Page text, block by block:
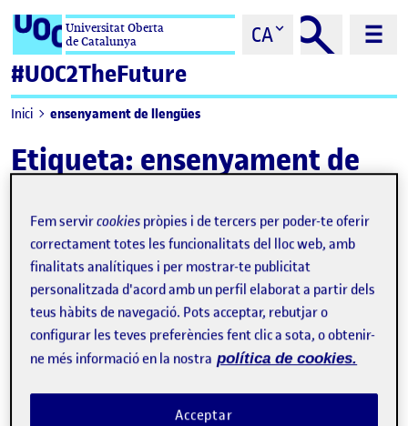
Saltar al contingutUniversitat Oberta
de Catalunya
CA
#UOC2TheFuture
Inici ensenyament de llengües
Etiqueta: ensenyament de
Fem servircookies pròpies i de tercers per poder-te oferir
correctament totes les funcionalitats del lloc web, amb
finalitats analítiques i per mostrar-te publicitat
personalitzada d'acord amb un perfil elaborat a partir dels
teus hàbits de navegació. Pots acceptar, rebutjar o
configurar les teves preferències fent clic a sota, o obtenir-
ne més informació en la nostra política de cookies.
Acceptar